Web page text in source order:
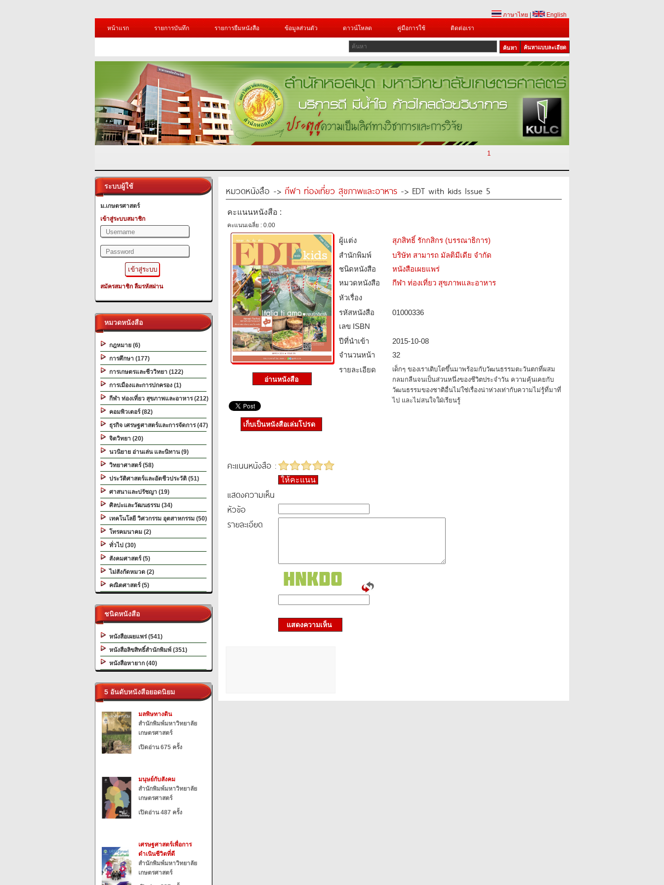
ภาษาไทย
English
หน้าแรก
รายการบันทึก รายการยืมหนังสือ ข้อมูลส่วนตัว ดาวน์โหลด คู่มือการใช้ ติดต่อเรา
ค้นหาแบบละเอียด
1
ระบบผู้ใช้
ม.เกษตรศาสตร์
เข้าสู่ระบบสมาชิก
สมัครสมาชิก ลืมรหัสผ่าน
หมวดหนังสือ
กฎหมาย (6)
การศึกษา (177)
การเกษตรและชีววิทยา (122)
การเมืองและการปกครอง (1)
กีฬา ท่องเที่ยว สุขภาพและอาหาร (212)
คอมพิวเตอร์ (82)
ธุรกิจ เศรษฐศาสตร์และการจัดการ (47)
จิตวิทยา (20)
นวนิยาย อ่านเล่น และนิทาน (9)
วิทยาศาสตร์ (58)
ประวัติศาสตร์และอัตชีวประวัติ (51)
ศาสนาและปรัชญา (19)
ศิลปะและวัฒนธรรม (34)
เทคโนโลยี วิศวกรรม อุตสาหกรรม (50)
โทรคมนาคม (2)
ทั่วไป (30)
สังคมศาสตร์ (5)
ไม่สังกัดหมวด (2)
คณิตศาสตร์ (5)
ชนิดหนังสือ
หนังสือเผยแพร่ (541)
หนังสือลิขสิทธิ์สำนักพิมพ์ (351)
หนังสือหายาก (40)
5 อันดับหนังสือยอดนิยม
มลพิษทางดิน
สำนักพิมพ์มหาวิทยาลัย
เกษตรศาสตร์
เปิดอ่าน 675 ครั้ง
มนุษย์กับสังคม
สำนักพิมพ์มหาวิทยาลัย
เกษตรศาสตร์
เปิดอ่าน 487 ครั้ง
เศรษฐศาสตร์เพื่อการ
ดำเนินชีวิตที่ดี
สำนักพิมพ์มหาวิทยาลัย
เกษตรศาสตร์
หมวดหนังสือ -> กีฬา ท่องเที่ยว สุขภาพและอาหาร -> EDT with kids Issue 5
คะแนนหนังสือ :
คะแนนเฉลี่ย : 0.00
ผู้แต่ง
สุภสิทธิ์ รักกสิกร (บรรณาธิการ)
สำนักพิมพ์
บริษัท สามารถ มัลติมีเดีย จำกัด
ชนิดหนังสือ­
หนังสือเผยแพร่
หมวดหนังสือ­
กีฬา ท่องเที่ยว สุขภาพและอาหาร
หัวเรื่อง
รหัสหนังสือ­
01000336
เลข ISBN
ปีที่นำเข้า
2015-10-08
จำนวนหน้า
32
รายละเอียด
เด็กๆ ของเราเติบโตขึ้นมาพร้อมกับวัฒนธรรมตะวันตกที่ผสม
กลมกลืนจนเป็นส่วนหนึ่งของชีวิตประจำวัน ความคุ้นเคยกับ
วัฒนธรรมของชาติอื่นไม่ใช่เรื่องน่าห่วงเท่ากับความไม่รู้ที่มาที่
ไป และไม่สนใจใฝ่เรียนรู้
เก็บเป็นหนังสือเล่มโปรด
คะแนนหนังสือ :
ให้คะแนน
แสดงความเห็น
หัวข้อ
รายละเอียด
แสดงความเห็น